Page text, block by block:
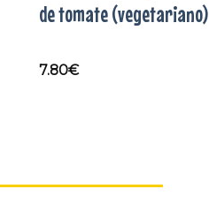
de tomate (vegetariano)
7.80€